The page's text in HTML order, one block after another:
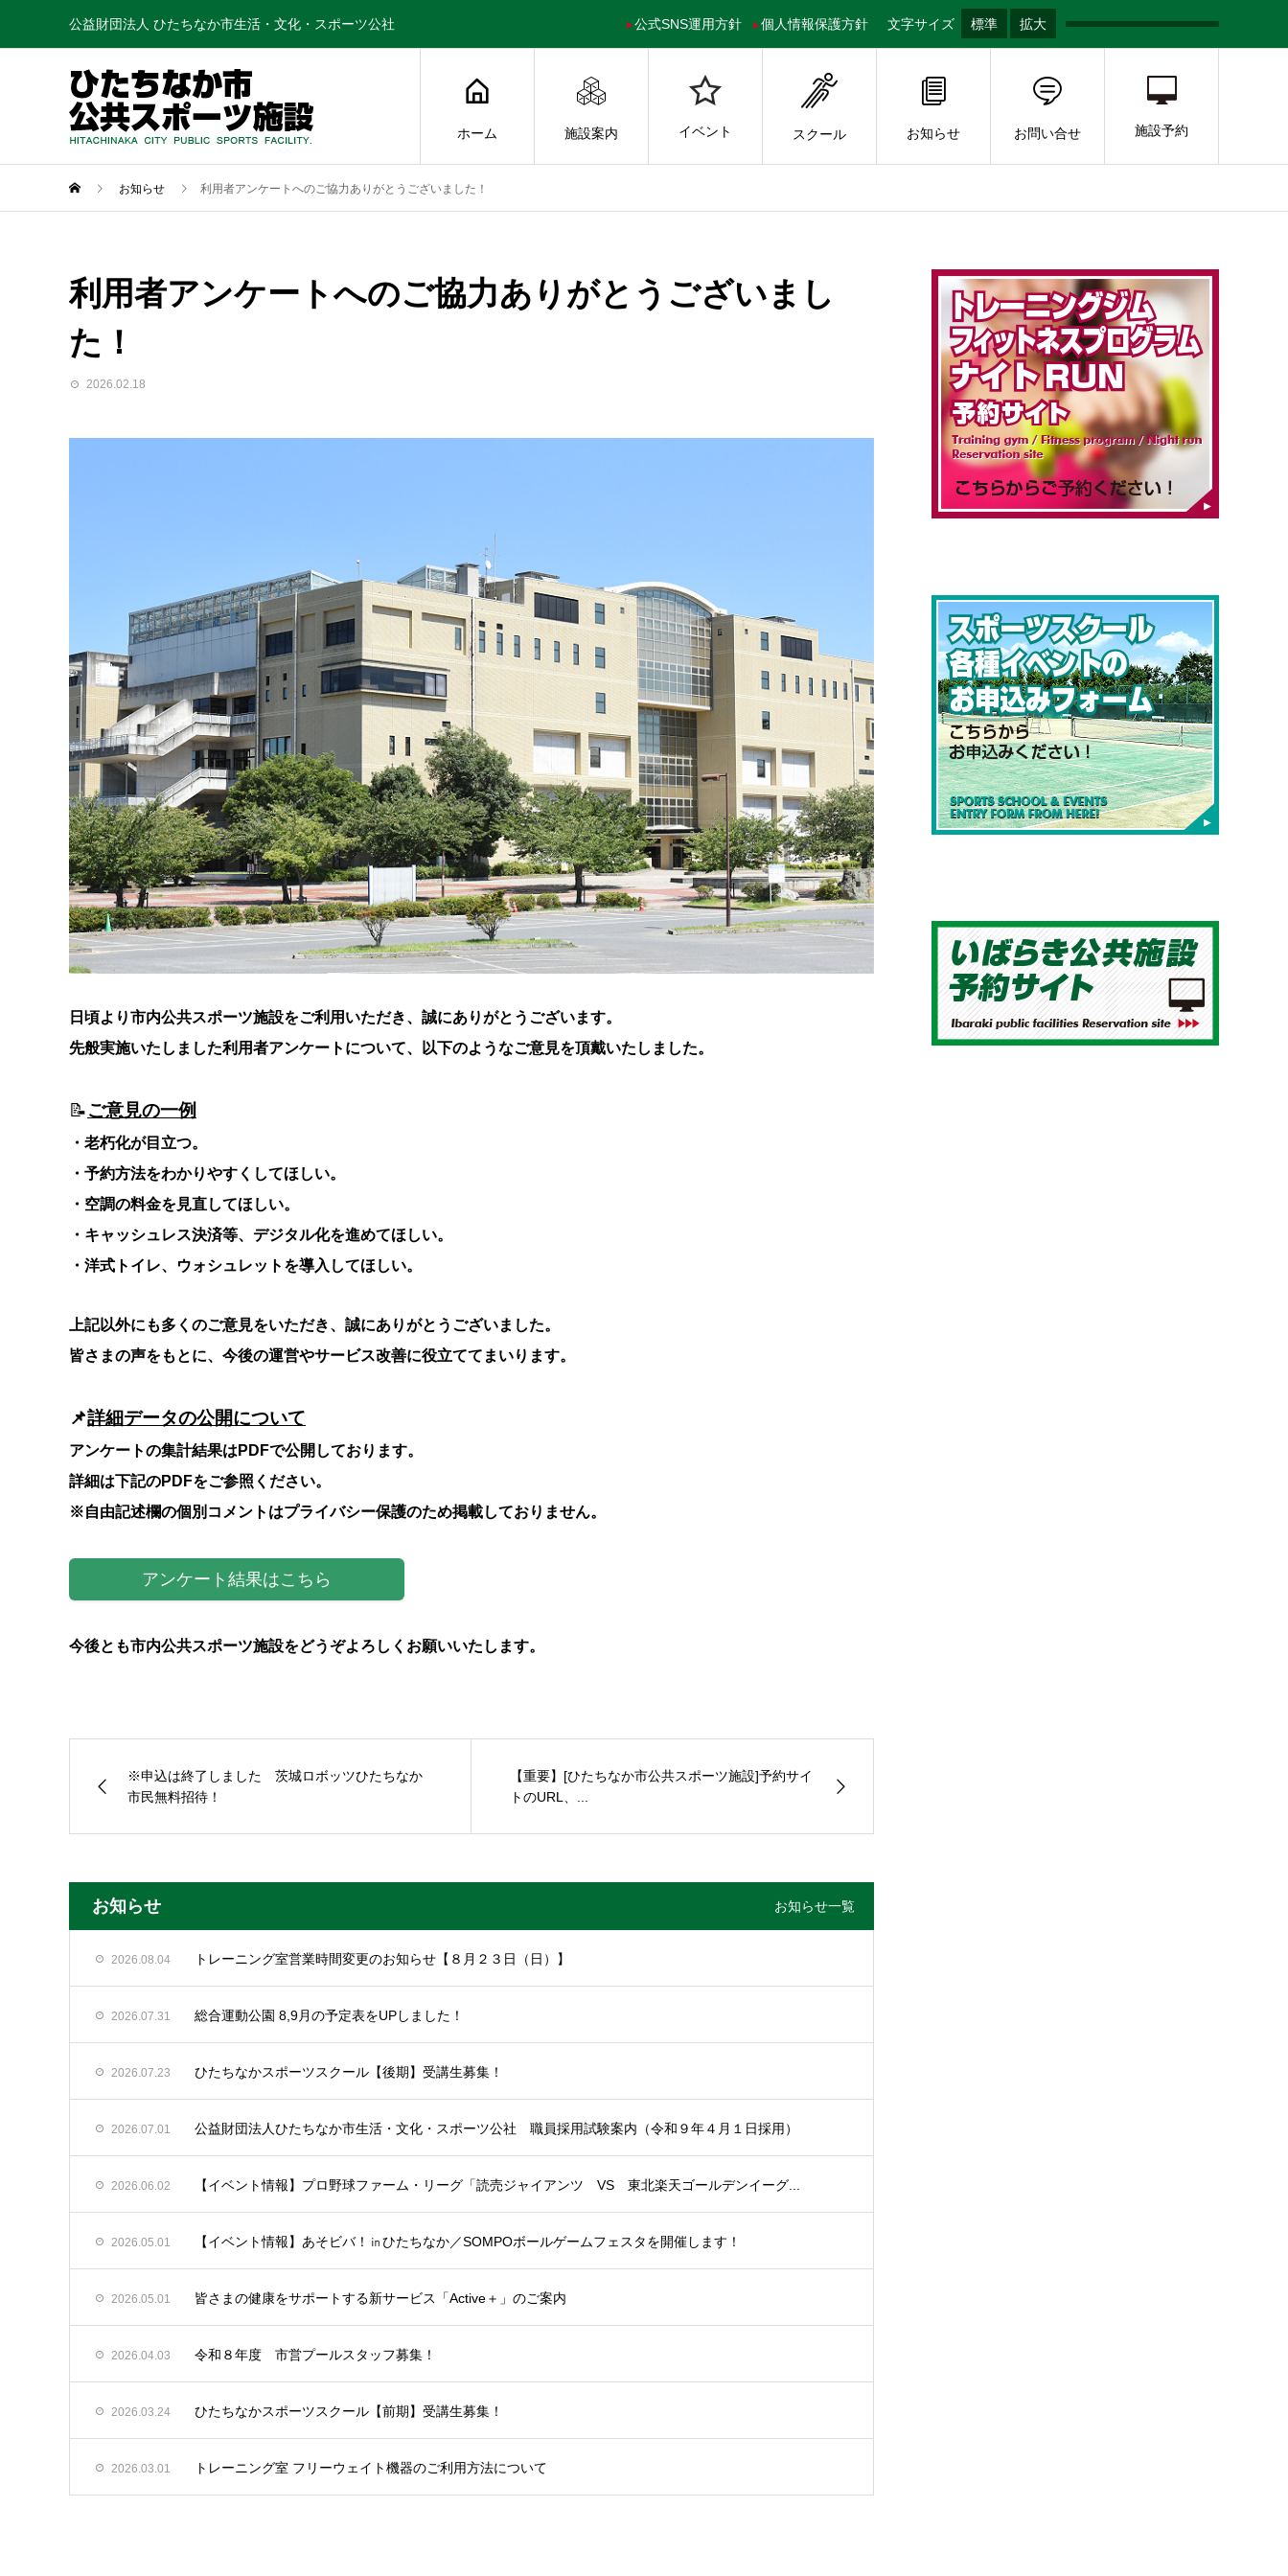
公益財団法人 ひたちなか市生活・文化・スポーツ公社 文字サイズ 標準 拡大
公式SNS運用方針 個人情報保護方針
ホーム 施設案内 イベント スクール お知らせ お問い合せ 施設予約
お知らせ 利用者アンケートへのご協力ありがとうございました！
利用者アンケートへのご協力ありがとうございまし
た！
2026.02.18
日頃より市内公共スポーツ施設をご利用いただき、誠にありがとうございます。
先般実施いたしました利用者アンケートについて、
以下のようなご意見を頂戴いたしました。
📝ご意見の一例
・老朽化が目立つ。
・予約方法をわかりやすくしてほしい。
・空調の料金を見直してほしい。
・キャッシュレス決済等、デジタル化を進めてほしい。
・洋式トイレ、ウォシュレットを導入してほしい。
上記以外にも多くのご意見をいただき、誠にありがとうございました。
皆さまの声をもとに、今後の運営やサービス改善に役立ててまいります。
📌詳細データの公開について
アンケートの集計結果はPDFで公開しております。
詳細は下記のPDFをご参照ください。
※自由記述欄の個別コメントはプライバシー保護のため掲載しておりません。
アンケート結果はこちら
今後とも市内公共スポーツ施設をどうぞよろしくお願いいたします。
※申込は終了しました 茨城ロボッツひたちなか
市民無料招待！
【重要】[ひたちなか市公共スポーツ施設]予約サイ
トのURL、...
お知らせ お知らせ一覧
2026.08.04 トレーニング室営業時間変更のお知らせ【８月２３日（日）】
2026.07.31 総合運動公園 8,9月の予定表をUPしました！
2026.07.23 ひたちなかスポーツスクール【後期】受講生募集！
2026.07.01 公益財団法人ひたちなか市生活・文化・スポーツ公社 職員採用試験案内（令和９年４月１日採用）
2026.06.02 【イベント情報】プロ野球ファーム・リーグ「読売ジャイアンツ VS 東北楽天ゴールデンイーグ...
2026.05.01 【イベント情報】あそビバ！㏌ひたちなか／SOMPOボールゲームフェスタを開催します！
2026.05.01 皆さまの健康をサポートする新サービス「Active＋」のご案内
2026.04.03 令和８年度 市営プールスタッフ募集！
2026.03.24 ひたちなかスポーツスクール【前期】受講生募集！
2026.03.01 トレーニング室 フリーウェイト機器のご利用方法について